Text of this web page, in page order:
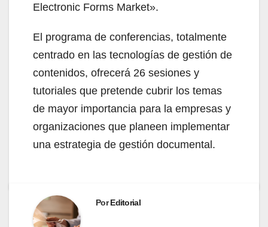
Electronic Forms Market».
El programa de conferencias, totalmente
centrado en las tecnologías de gestión de
contenidos, ofrecerá 26 sesiones y
tutoriales que pretende cubrir los temas
de mayor importancia para la empresas y
organizaciones que planeen implementar
una estrategia de gestión documental.
PorEditorial